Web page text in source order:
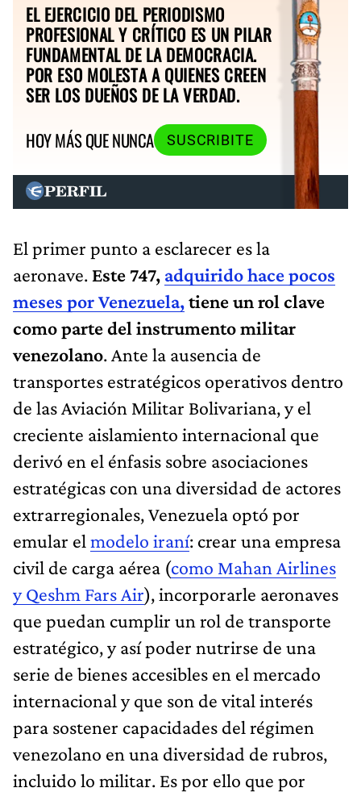
EL EJERCICIO DEL PERIODISMO
PROFESIONAL Y CRÍTICO ES UN PILAR
FUNDAMENTAL DE LA DEMOCRACIA.
POR ESO MOLESTA A QUIENES CREEN
SER LOS DUEÑOS DE LA VERDAD.
HOY MÁS QUE NUNCA
SUSCRIBITE
El primer punto a esclarecer es la
aeronave. Este 747, adquirido hace pocos
meses por Venezuela,tiene un rol clave
como parte del instrumento militar
venezolano. Ante la ausencia de
transportes estratégicos operativos dentro
de las Aviación Militar Bolivariana, y el
creciente aislamiento internacional que
derivó en el énfasis sobre asociaciones
estratégicas con una diversidad de actores
extrarregionales, Venezuela optó por
emular el modelo iraní: crear una empresa
civil de carga aérea (como Mahan Airlines
y Qeshm Fars Air), incorporarle aeronaves
que puedan cumplir un rol de transporte
estratégico, y así poder nutrirse de una
serie de bienes accesibles en el mercado
internacional y que son de vital interés
para sostener capacidades del régimen
venezolano en una diversidad de rubros,
incluido lo militar. Es por ello que por